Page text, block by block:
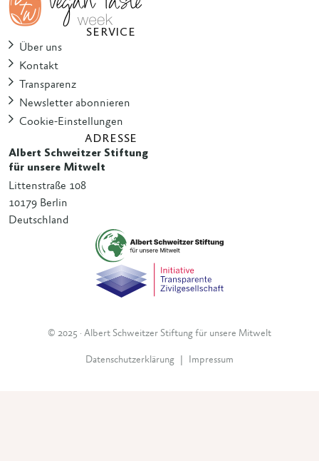
SERVICE
Über uns
Kontakt
Transparenz
Newsletter abonnieren
Cookie-Einstellungen
ADRESSE
Albert Schweitzer Stiftung
für unsere Mitwelt
Littenstraße 108
10179 Berlin
Deutschland
© 2025 · Albert Schweitzer Stiftung für unsere Mitwelt
Datenschutzerklärung Impressum